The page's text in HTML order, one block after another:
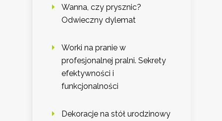
Wanna, czy prysznic?
Odwieczny dylemat
Worki na pranie w
profesjonalnej pralni. Sekrety
efektywności i
funkcjonalności
Dekoracje na stół urodzinowy